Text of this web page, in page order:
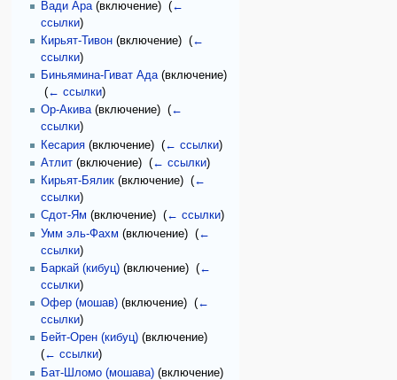
Вади Ара(включение) ‎ (←
ссылки)
Кирьят-Тивон(включение) ‎ (←
ссылки)
Биньямина-Гиват Ада(включение)
(← ссылки)
Ор-Акива(включение) ‎ (←
ссылки)
Кесария(включение) ‎ (← ссылки)
Атлит(включение) ‎ (← ссылки)
Кирьят-Бялик(включение) ‎ (←
ссылки)
Сдот-Ям (включение) ‎ (← ссылки)
Умм эль-Фахм (включение) ‎ (←
ссылки)
Баркай (кибуц)(включение) ‎ (←
ссылки)
Офер (мошав)(включение) ‎ (←
ссылки)
Бейт-Орен (кибуц)(включение) ‎
(← ссылки)
Бат-Шломо (мошава)(включение) ‎